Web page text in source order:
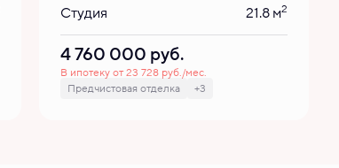
Студия 21.8 м2
4 760 000 руб.
В ипотеку от 23 728 руб./мес.
Предчистовая отделка
+3